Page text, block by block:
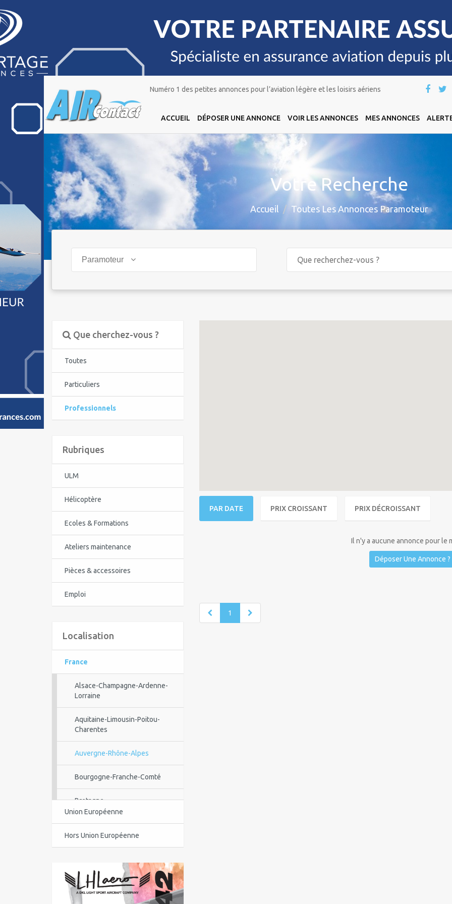
Numéro 1 des petites annonces pour l’aviation légère et les loisirs aériens
ACCUEIL DÉPOSER UNE ANNONCE VOIR LES ANNONCES MES ANNONCES
Votre Recherche
Accueil Toutes Les Annonces Paramoteur
Paramoteur
Que cherchez-vous ?
Toutes
Particuliers
Professionnels
Rubriques
ULM
Hélicoptère
Ecoles & Formations
Ateliers maintenance
Pièces & accessoires
Emploi
Localisation
France
Alsace-Champagne-Ardenne-
Lorraine
Aquitaine-Limousin-Poitou-
Charentes
Auvergne-Rhône-Alpes
Bourgogne-Franche-Comté
Bretagne
Centre-Val de Loire
Corse
Guadeloupe
Guyane
Union Européenne
Hors Union Européenne
PAR DATE PRIX CROISSANT PRIX DÉCROISSANT
Il n'y a aucune annonce pour le
Déposer Une Annonce ?
1